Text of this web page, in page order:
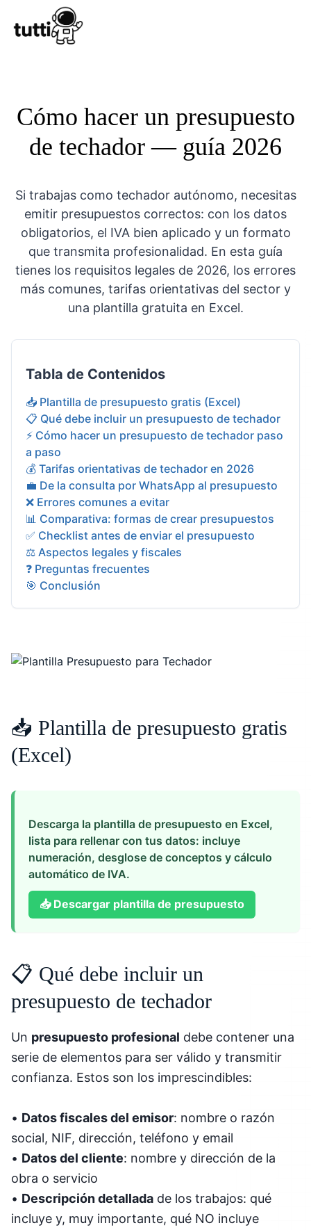
Cómo hacer un presupuesto
de techador — guía 2026
Si trabajas como techador autónomo, necesitas
emitir presupuestos correctos: con los datos
obligatorios, el IVA bien aplicado y un formato
que transmita profesionalidad. En esta guía
tienes los requisitos legales de 2026, los errores
más comunes, tarifas orientativas del sector y
una plantilla gratuita en Excel.
Tabla de Contenidos
📥 Plantilla de presupuesto gratis (Excel)
📋 Qué debe incluir un presupuesto de techador
⚡ Cómo hacer un presupuesto de techador paso
a paso
💰 Tarifas orientativas de techador en 2026
💼 De la consulta por WhatsApp al presupuesto
❌ Errores comunes a evitar
📊 Comparativa: formas de crear presupuestos
✅ Checklist antes de enviar el presupuesto
⚖️ Aspectos legales y fiscales
❓ Preguntas frecuentes
🎯 Conclusión
📥 Plantilla de presupuesto gratis
(Excel)
Descarga la plantilla de presupuesto en Excel,
lista para rellenar con tus datos: incluye
numeración, desglose de conceptos y cálculo
automático de IVA.
📥 Descargar plantilla de presupuesto
📋 Qué debe incluir un
presupuesto de techador
Un presupuesto profesional debe contener una
serie de elementos para ser válido y transmitir
confianza. Estos son los imprescindibles:
• Datos fiscales del emisor: nombre o razón
social, NIF, dirección, teléfono y email
• Datos del cliente: nombre y dirección de la
obra o servicio
• Descripción detallada de los trabajos: qué
incluye y, muy importante, qué NO incluye